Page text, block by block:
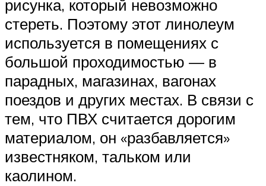
рисунка, который невозможно
стереть. Поэтому этот линолеум
используется в помещениях с
большой проходимостью — в
парадных, магазинах, вагонах
поездов и других местах. В связи с
тем, что ПВХ считается дорогим
материалом, он «разбавляется»
известняком, тальком или
каолином.